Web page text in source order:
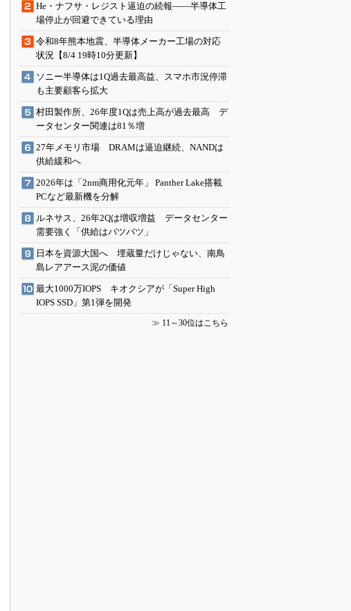
He・ナフサ・レジスト逼迫の続報――半導体工
場停止が回避できている理由
令和8年熊本地震、半導体メーカー工場の対応
状況【8/4 19時10分更新】
ソニー半導体は1Q過去最高益、スマホ市況停滞
も主要顧客ら拡大
村田製作所、26年度1Qは売上高が過去最高 デ
ータセンター関連は81％増
27年メモリ市場 DRAMは逼迫継続、NANDは
供給緩和へ
2026年は「2nm商用化元年」 Panther Lake搭載
PCなど最新機を分解
ルネサス、26年2Qは増収増益 データセンター
需要強く「供給はパツパツ」
日本を資源大国へ 埋蔵量だけじゃない、南鳥
島レアアース泥の価値
最大1000万IOPS キオクシアが「Super High
IOPS SSD」第1弾を開発
≫ 11～30位はこちら